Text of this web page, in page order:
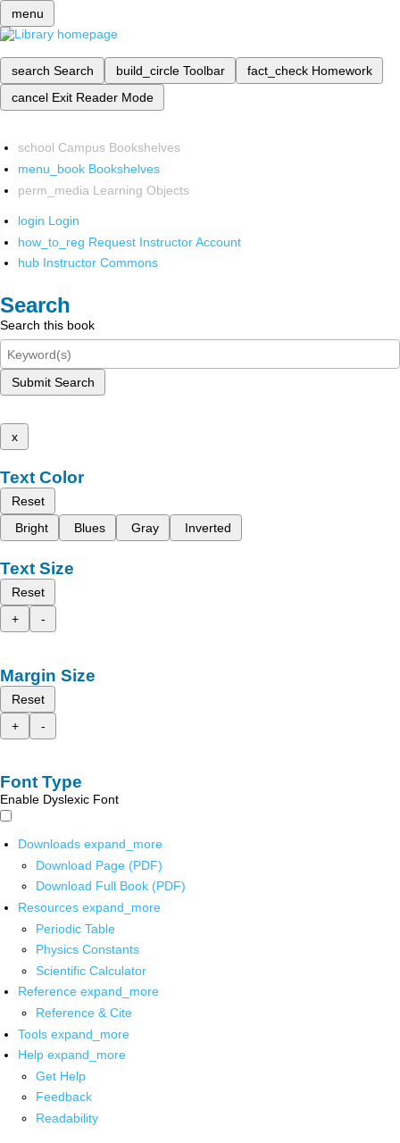
menu
search Search build_circle Toolbar fact_check Homework
cancel Exit Reader Mode
school Campus Bookshelves
menu_book Bookshelves
perm_media Learning Objects
login Login
how_to_reg Request Instructor Account
hub Instructor Commons
Search
Search this book
Submit Search
x
Text Color
Reset
Bright
Blues Gray Inverted
Text Size
Reset
+
-
Margin Size
Reset
+
-
Font Type
Enable Dyslexic Font
Downloads expand_more
Download Page (PDF)
Download Full Book (PDF)
Resources expand_more
Periodic Table
Physics Constants
Scientific Calculator
Reference expand_more
Reference & Cite
Tools expand_more
Help expand_more
Get Help
Feedback
Readability